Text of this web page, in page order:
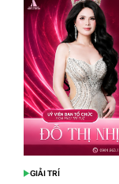
POSTED
GIẢI TRÍ